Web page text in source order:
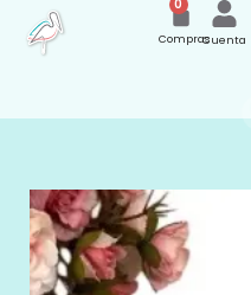
Cuenta
0
Compras